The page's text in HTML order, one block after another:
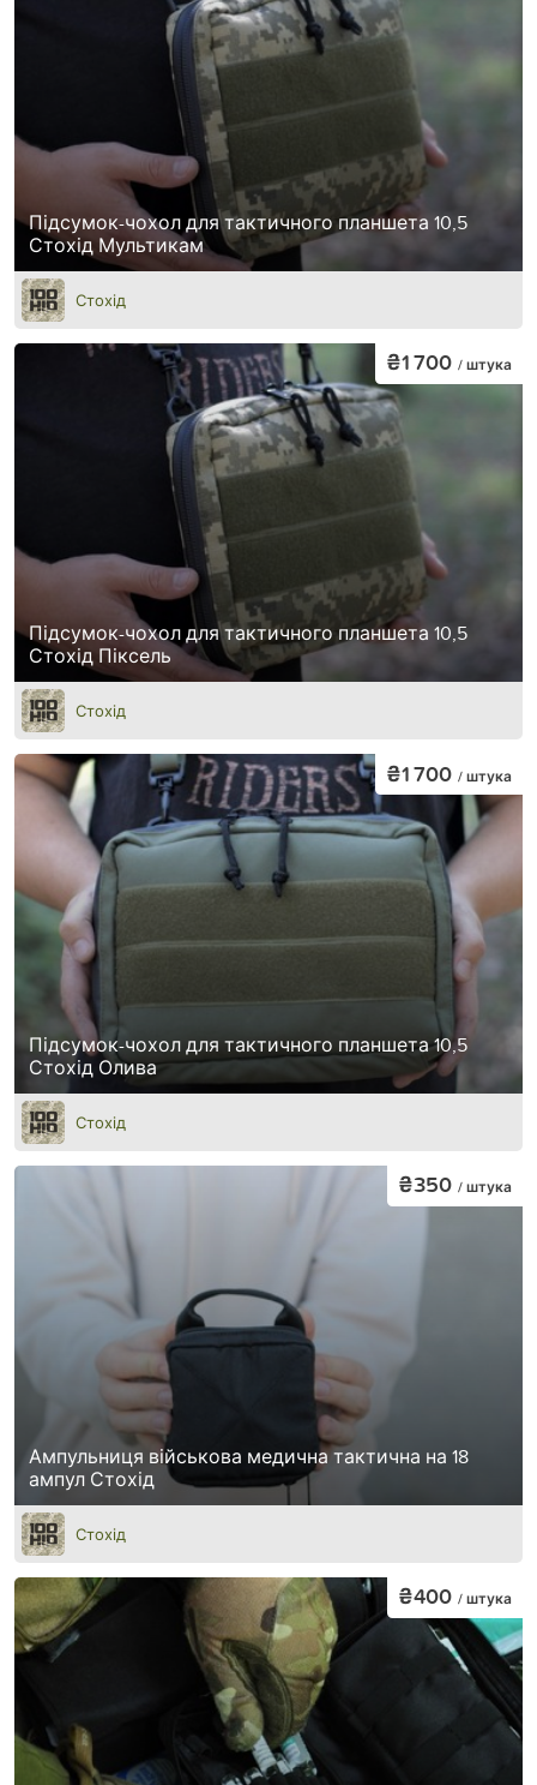
Підсумок-чохол для тактичного планшета 10,5
Стохід Мультикам
Стохід
Підсумок-чохол для тактичного планшета 10,5
Стохід Піксель
₴1 700 / штука
Стохід
Підсумок-чохол для тактичного планшета 10,5
Стохід Олива
₴1 700 / штука
Стохід
Ампульниця військова медична тактична на 18
ампул Стохід
₴350 / штука
Стохід
₴400 / штука